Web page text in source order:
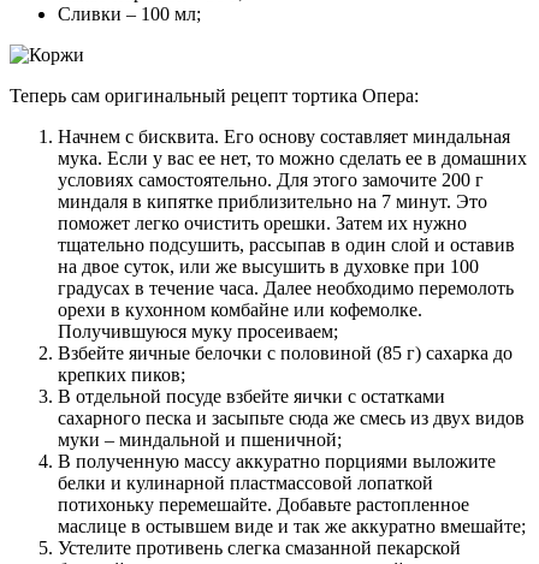
Сливки – 100 мл;
Теперь сам оригинальный рецепт тортика Опера:
Начнем с бисквита. Его основу составляет миндальная
мука. Если у вас ее нет, то можно сделать ее в домашних
условиях самостоятельно. Для этого замочите 200 г
миндаля в кипятке приблизительно на 7 минут. Это
поможет легко очистить орешки. Затем их нужно
тщательно подсушить, рассыпав в один слой и оставив
на двое суток, или же высушить в духовке при 100
градусах в течение часа. Далее необходимо перемолоть
орехи в кухонном комбайне или кофемолке.
Получившуюся муку просеиваем;
Взбейте яичные белочки с половиной (85 г) сахарка до
крепких пиков;
В отдельной посуде взбейте яички с остатками
сахарного песка и засыпьте сюда же смесь из двух видов
муки – миндальной и пшеничной;
В полученную массу аккуратно порциями выложите
белки и кулинарной пластмассовой лопаткой
потихоньку перемешайте. Добавьте растопленное
маслице в остывшем виде и так же аккуратно вмешайте;
Устелите противень слегка смазанной пекарской